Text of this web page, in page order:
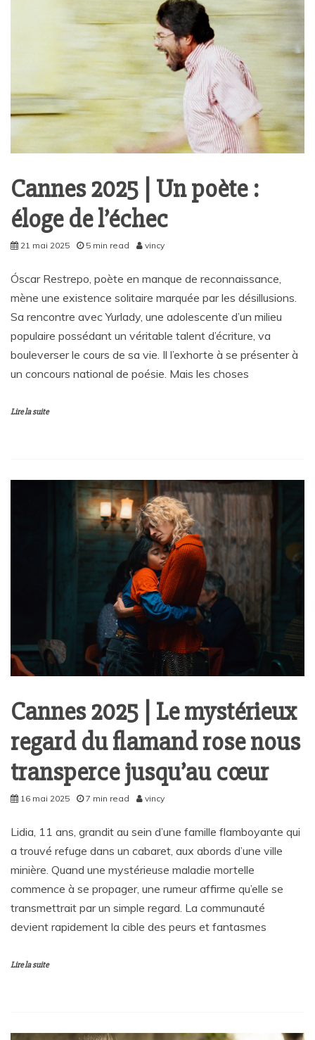
Cannes 2025 | Un poète :
éloge de l’échec
21 mai 2025 5 min read vincy
Óscar Restrepo, poète en manque de reconnaissance,
mène une existence solitaire marquée par les désillusions.
Sa rencontre avec Yurlady, une adolescente d’un milieu
populaire possédant un véritable talent d’écriture, va
bouleverser le cours de sa vie. Il l’exhorte à se présenter à
un concours national de poésie. Mais les choses
Lire la suite
Cannes 2025 | Le mystérieux
regard du flamand rose nous
transperce jusqu’au cœur
16 mai 2025 7 min read vincy
Lidia, 11 ans, grandit au sein d’une famille flamboyante qui
a trouvé refuge dans un cabaret, aux abords d’une ville
minière. Quand une mystérieuse maladie mortelle
commence à se propager, une rumeur affirme qu’elle se
transmettrait par un simple regard. La communauté
devient rapidement la cible des peurs et fantasmes
Lire la suite